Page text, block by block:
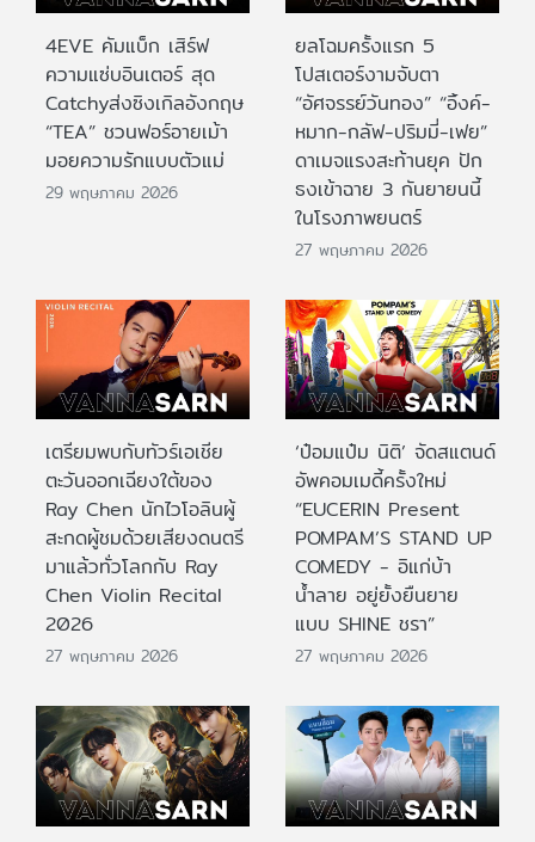
4EVE คัมแบ็ก เสิร์ฟ
ความแซ่บอินเตอร์ สุด
Catchyส่งซิงเกิลอังกฤษ
“TEA” ชวนฟอร์อายเม้า
มอยความรักแบบตัวแม่
29 พฤษภาคม 2026
ยลโฉมครั้งแรก 5
โปสเตอร์งามจับตา
“อัศจรรย์วันทอง” “อิ้งค์-
หมาก-กลัฟ-ปริมมี่-เฟย”
ดาเมจแรงสะท้านยุค ปัก
ธงเข้าฉาย 3 กันยายนนี้
ในโรงภาพยนตร์
27 พฤษภาคม 2026
เตรียมพบกับทัวร์เอเชีย
ตะวันออกเฉียงใต้ของ
Ray Chen นักไวโอลินผู้
สะกดผู้ชมด้วยเสียงดนตรี
มาแล้วทั่วโลกกับ Ray
Chen Violin Recital
2026
27 พฤษภาคม 2026
‘ป๋อมแป๋ม นิติ’ จัดสแตนด์
อัพคอมเมดี้ครั้งใหม่
“EUCERIN Present
POMPAM’S STAND UP
COMEDY - อิแก่บ้า
น้ำลาย อยู่ยั้งยืนยาย
แบบ SHINE ชรา”
27 พฤษภาคม 2026